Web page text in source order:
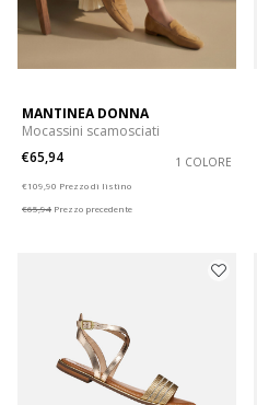
MANTINEA DONNA
Mocassini scamosciati
€65,94
1 COLORE
€109,90 Prezzo di listino
€65,94 Prezzo precedente